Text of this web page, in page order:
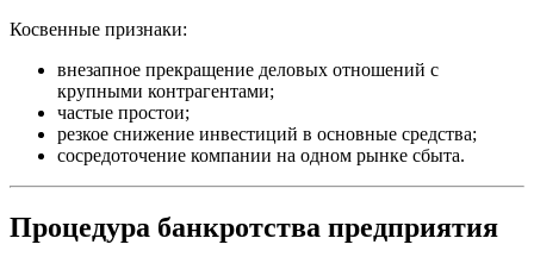
Косвенные признаки:
внезапное прекращение деловых отношений с
крупными контрагентами;
частые простои;
резкое снижение инвестиций в основные средства;
сосредоточение компании на одном рынке сбыта.
Процедура банкротства предприятия